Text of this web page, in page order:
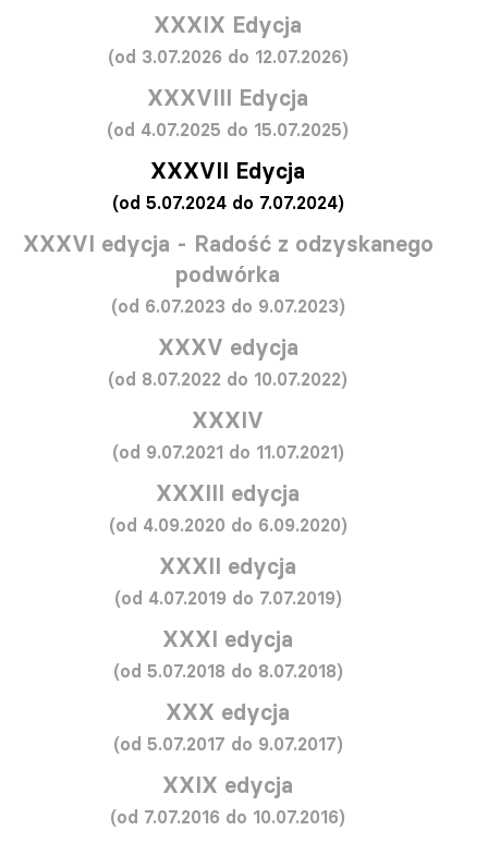
XXXIX Edycja
(od 3.07.2026 do 12.07.2026)
XXXVIII Edycja
(od 4.07.2025 do 15.07.2025)
XXXVII Edycja
(od 5.07.2024 do 7.07.2024)
XXXVI edycja - Radość z odzyskanego
podwórka
(od 6.07.2023 do 9.07.2023)
XXXV edycja
(od 8.07.2022 do 10.07.2022)
XXXIV
(od 9.07.2021 do 11.07.2021)
XXXIII edycja
(od 4.09.2020 do 6.09.2020)
XXXII edycja
(od 4.07.2019 do 7.07.2019)
XXXI edycja
(od 5.07.2018 do 8.07.2018)
XXX edycja
(od 5.07.2017 do 9.07.2017)
XXIX edycja
(od 7.07.2016 do 10.07.2016)